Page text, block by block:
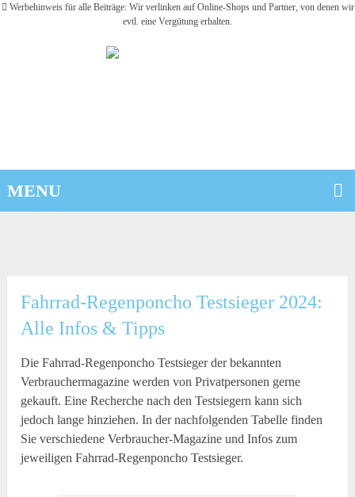
Werbehinweis für alle Beiträge: Wir verlinken auf Online-Shops und Partner, von denen wir
evtl. eine Vergütung erhalten.
MENU
Fahrrad-Regenponcho Testsieger 2024:
Alle Infos & Tipps
Die Fahrrad-Regenponcho Testsieger der bekannten
Verbrauchermagazine werden von Privatpersonen gerne
gekauft. Eine Recherche nach den Testsiegern kann sich
jedoch lange hinziehen. In der nachfolgenden Tabelle finden
Sie verschiedene Verbraucher-Magazine und Infos zum
jeweiligen Fahrrad-Regenponcho Testsieger.